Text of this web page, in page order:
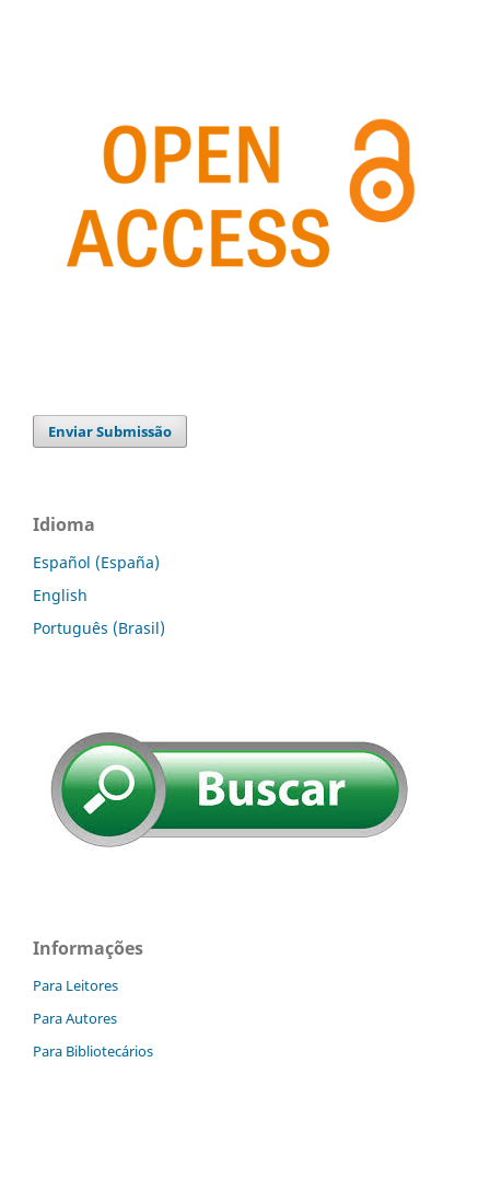
Enviar Submissão
Idioma
Español (España)
English
Português (Brasil)
Informações
Para Leitores
Para Autores
Para Bibliotecários